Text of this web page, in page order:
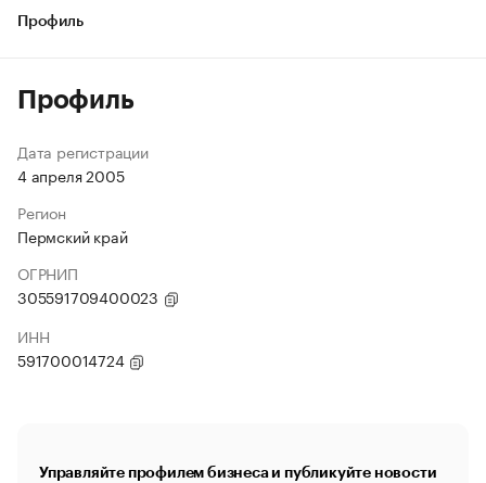
Профиль
Профиль
Дата регистрации
4 апреля 2005
Регион
Пермский край
ОГРНИП
305591709400023
ИНН
591700014724
Управляйте профилем бизнеса и публикуйте новости